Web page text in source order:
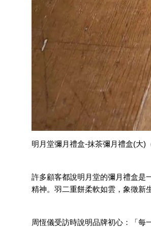
明月堂彌月禮盒-抹茶彌月禮盒(大)
許多顧客都說明月堂的彌月禮盒是
精神。羽二重餅柔軟如雲，象徵新
周恆儀受訪時說明品牌初心：「每